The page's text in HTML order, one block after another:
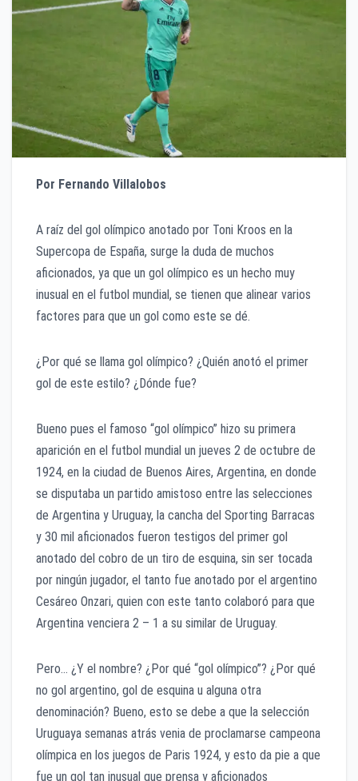
Por Fernando Villalobos
A raíz del gol olímpico anotado por Toni Kroos en la
Supercopa de España, surge la duda de muchos
aficionados, ya que un gol olímpico es un hecho muy
inusual en el futbol mundial, se tienen que alinear varios
factores para que un gol como este se dé.
¿Por qué se llama gol olímpico? ¿Quién anotó el primer
gol de este estilo? ¿Dónde fue?
Bueno pues el famoso “gol olímpico” hizo su primera
aparición en el futbol mundial un jueves 2 de octubre de
1924, en la ciudad de Buenos Aires, Argentina, en donde
se disputaba un partido amistoso entre las selecciones
de Argentina y Uruguay, la cancha del Sporting Barracas
y 30 mil aficionados fueron testigos del primer gol
anotado del cobro de un tiro de esquina, sin ser tocada
por ningún jugador, el tanto fue anotado por el argentino
Cesáreo Onzari, quien con este tanto colaboró para que
Argentina venciera 2 – 1 a su similar de Uruguay.
Pero… ¿Y el nombre? ¿Por qué “gol olímpico”? ¿Por qué
no gol argentino, gol de esquina u alguna otra
denominación? Bueno, esto se debe a que la selección
Uruguaya semanas atrás venia de proclamarse campeona
olímpica en los juegos de Paris 1924, y esto da pie a que
fue un gol tan inusual que prensa y aficionados